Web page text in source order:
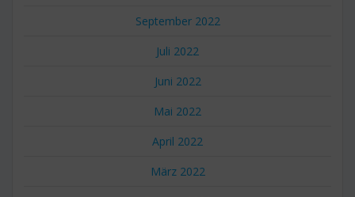
September 2022
Juli 2022
Juni 2022
Mai 2022
April 2022
März 2022